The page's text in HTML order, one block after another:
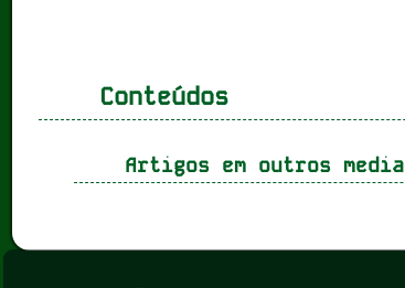
Conteúdos
Artigos em outros media